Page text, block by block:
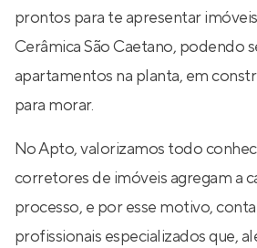
prontos para te apresentar
Cerâmica São Caetano, podendo
apartamentos na planta, em
para morar.
No Apto, valorizamos todo
corretores de imóveis agregam a
processo, e por esse motivo,
profissionais especializados que,